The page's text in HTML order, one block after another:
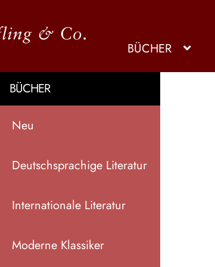
BÜCHER
BÜCHER
Neu
Deutschsprachige Literatur
Internationale Literatur
Moderne Klassiker